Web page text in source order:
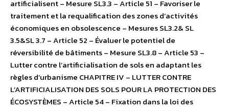
artificialisent – Mesure SL3.3 – Article 51 – Favoriser le
traitement et la requalification des zones d’activités
économiques en obsolescence – Mesures SL3.2& SL
3.5&SL 3.7 – Article 52 – Évaluer le potentiel de
réversibilité de bâtiments – Mesure SL3.8 – Article 53 –
Lutter contre l’artificialisation de sols en adaptant les
règles d’urbanisme CHAPITRE IV – LUTTER CONTRE
L’ARTIFICIALISATION DES SOLS POUR LA PROTECTION DES
ÉCOSYSTÈMES – Article 54 – Fixation dans la loi des